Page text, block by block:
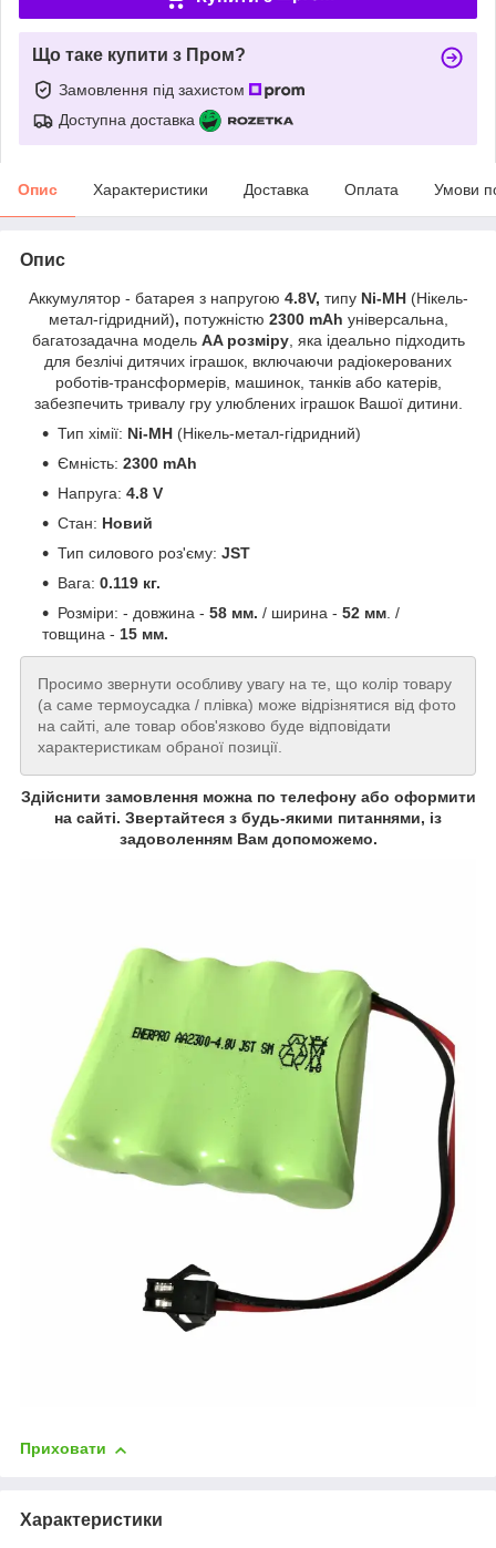
Що таке купити з Пром?
Замовлення під захистом
Доступна доставка
Опис Характеристики Доставка Оплата Умови
Опис
Аккумулятор - батарея з напругою 4.8V, типу Ni-MH (Нікель-
метал-гідридний), потужністю 2300 mAh універсальна,
багатозадачна модель AA розміру, яка ідеально підходить
для безлічі дитячих іграшок, включаючи радіокерованих
роботів-трансформерів, машинок, танків або катерів,
забезпечить тривалу гру улюблених іграшок Вашої дитини.
Тип хімії: Ni-MH (Нікель-метал-гідридний)
Ємність: 2300 mAh
Напруга: 4.8 V
Стан: Новий
Тип силового роз'єму: JST
Вага: 0.119 кг.
Розміри: - довжина - 58 мм. / ширина - 52 мм . /
товщина - 15 мм.
Просимо звернути особливу увагу на те, що колір товару
(а саме термоусадка / плівка) може відрізнятися від фото
на сайті, але товар обов'язково буде відповідати
характеристикам обраної позиції.
Здійснити замовлення можна по телефону або оформити
на сайті. Звертайтеся з будь-якими питаннями, із
задоволенням Вам допоможемо.
Приховати
Характеристики